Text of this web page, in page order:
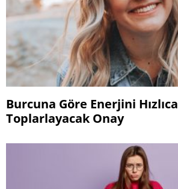
Burcuna Göre Enerjini Hızlıca
Toplarlayacak Onay